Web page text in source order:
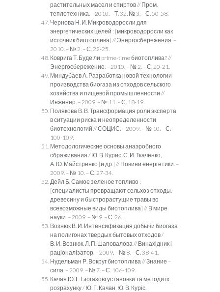
растительных масел и спиртов // Пром.
теплотехника. – 2010. – Т. 32, № 3. – С. 50-58.
Чернова Н. И. Микроводоросли для
энергетических целей : [микроводоросли как
источник биотоплива] // Энергосбережения. –
2010. – № 2. – С. 22-25.
Коврига Т. Буде ли prime-time биотоплива? //
Энергосбережение. – 2010. – № 2. – С. 20-21.
Миндубаев А. Разработка новой технологии
производства биогаза из отходов сельского
хозяйства и пищевой промышленности //
Инженер. – 2009. – № 11. – С. 18-19.
Полякова В. В. Трансформация роли эксперта
в ситуации риска и неопределенности
биотехнологий // СОЦИС. – 2009. – № 10. – С.
100-109.
Методологические основы анаэробного
сбраживания / Ю. В. Курис, С. И. Ткаченко,
А. Ю. Майстренко [и др.] // Новини енергетики. –
2009. – № 10. – С. 27-34.
Дейл Б. Самое зеленое топливо :
[специалисты превращают сельхоз отходы,
древесину и быстрорастущие травы во
всевозможные виды биотоплива] // В мире
науки. – 2009. – № 9. – С. 26.
Вознюк В. И. Интенсификация добычи биогаза
на полигонах твердых бытовых отходов /
В. И. Вознюк, Л. П. Шаповалова // Винахідник і
раціоналізатор. – 2009. – № 8. – С. 38-41.
Нудельман Р. Вокруг биотоплива // Знание –
сила. – 2009. – № 7. – С. 106-109.
Качан Ю. Г. Біогазові установки та методи їх
розрахунку / Ю. Г. Качан, Ю. В. Куріс,